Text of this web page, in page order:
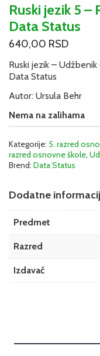
Ruski jezik 5 –
Data Status
640,00 RSD
Ruski jezik – Udžbenik
Data Status
Autor: Ursula Behr
Nema na zalihama
Kategorije: 5. razred
razred osnovne škole,
Brend: Data Status
Dodatne
Predmet
Razred
Izdavač